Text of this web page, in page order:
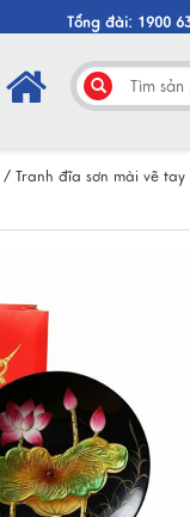
Tổng đài: 1900
/ Tranh đĩa sơn mài vẽ tay